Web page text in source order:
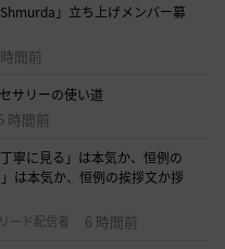
」立ち上げメンバー募
間前
サリーの使い道
時間前
丁寧に見る」は本気か、恒例の
は本気か、恒例の挨拶文か拶
ード配信者 6 時間前